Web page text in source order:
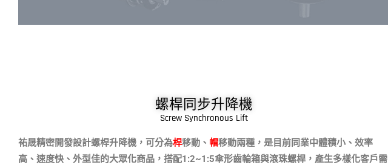
螺桿同步升降機
Screw Synchronous Lift
祐晟精密開發設計螺桿升降機，可分為桿移動、 帽移動兩種，是目前同業中體積小、效率
高、速度快、外型佳的大眾化商品，搭配1:2~1:5傘形齒輪箱與滾珠螺桿，產生多樣化客戶需